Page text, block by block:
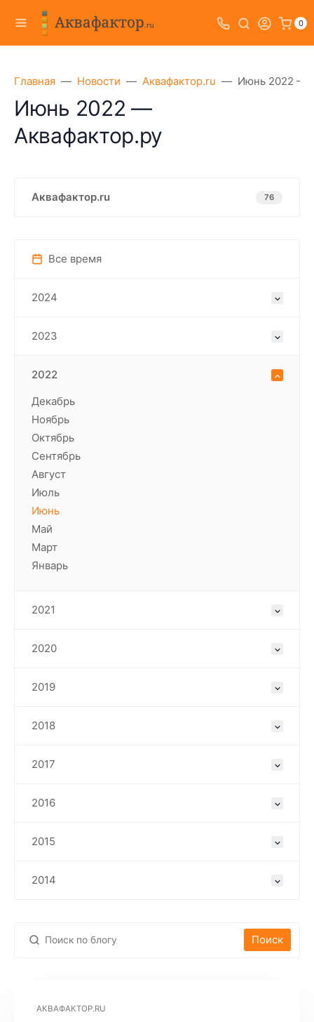
0
Главная Новости Аквафактор.ru Июнь 2022 —
Июнь 2022 —
Аквафактор.ру
Аквафактор.ru 76
Все время
2024
2023
2022
Декабрь
Ноябрь
Октябрь
Сентябрь
Август
Июль
Июнь
Май
Март
Январь
2021
2020
2019
2018
2017
2016
2015
2014
Поиск
АКВАФАКТОР.RU